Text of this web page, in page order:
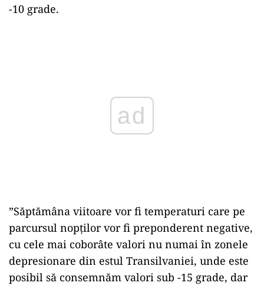
-10 grade.
”Săptămâna viitoare vor fi temperaturi care pe
parcursul nopților vor fi preponderent negative,
cu cele mai coborâte valori nu numai în zonele
depresionare din estul Transilvaniei, unde este
posibil să consemnăm valori sub -15 grade, dar